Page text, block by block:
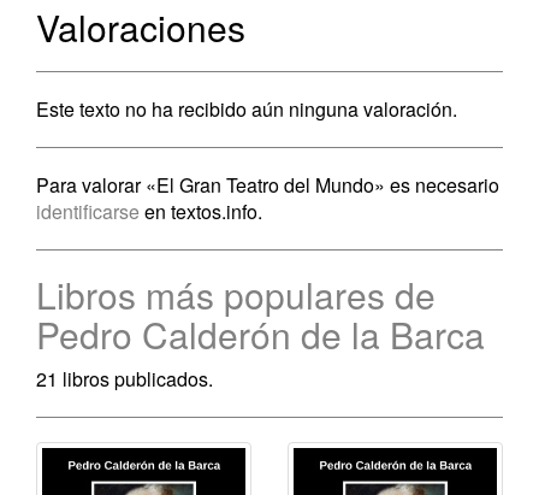
Valoraciones
Este texto no ha recibido aún ninguna valoración.
Para valorar «El Gran Teatro del Mundo» es necesario
identificarse en textos.info.
Libros más populares de
Pedro Calderón de la Barca
21 libros publicados.